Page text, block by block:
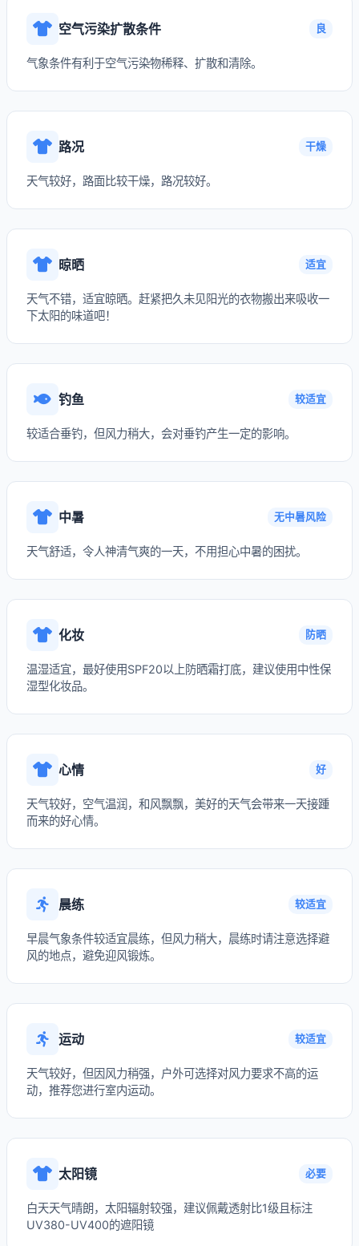
空气污染扩散条件 良
气象条件有利于空气污染物稀释、扩散和清除。
路况 干燥
天气较好，路面比较干燥，路况较好。
晾晒 适宜
天气不错，适宜晾晒。赶紧把久未见阳光的衣物搬出来吸收一
下太阳的味道吧！
钓鱼 较适宜
较适合垂钓，但风力稍大，会对垂钓产生一定的影响。
中暑 无中暑风险
天气舒适，令人神清气爽的一天，不用担心中暑的困扰。
化妆 防晒
温湿适宜，最好使用SPF20以上防晒霜打底，建议使用中性保
湿型化妆品。
心情 好
天气较好，空气温润，和风飘飘，美好的天气会带来一天接踵
而来的好心情。
晨练 较适宜
早晨气象条件较适宜晨练，但风力稍大，晨练时请注意选择避
风的地点，避免迎风锻炼。
运动 较适宜
天气较好，但因风力稍强，户外可选择对风力要求不高的运
动，推荐您进行室内运动。
太阳镜 必要
白天天气晴朗，太阳辐射较强，建议佩戴透射比1级且标注
UV380-UV400的遮阳镜